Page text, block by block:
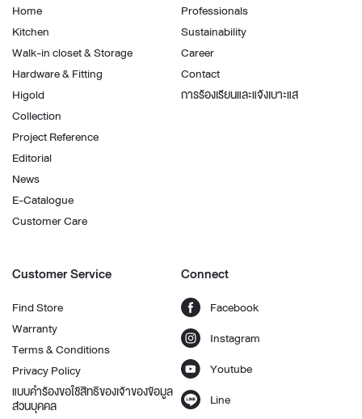
Home
Kitchen
Walk-in closet & Storage
Hardware & Fitting
Higold
Collection
Project Reference
Editorial
News
E-Catalogue
Customer Care
Professionals
Sustainability
Career
Contact
การร้องเรียนและแจ้งเบาะแส
Customer Service
Find Store
Warranty
Terms & Conditions
Privacy Policy
แบบคำร้องขอใช้สิทธิของเจ้าของข้อมูล
ส่วนบุคคล
Connect
Facebook
Instagram
Youtube
Line